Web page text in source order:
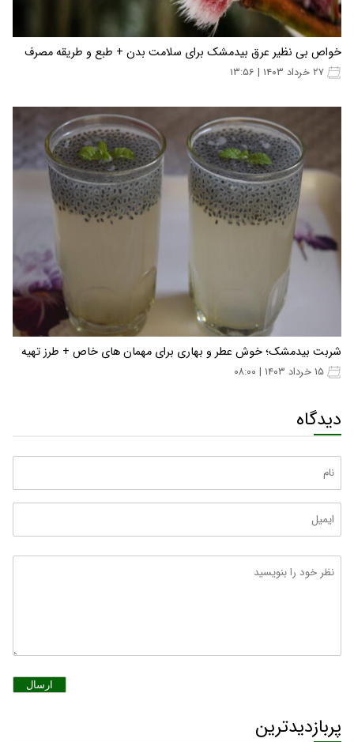
خواص بی نظیر عرق بیدمشک برای سلامت بدن + طبع و طریقه مصرف
شربت بیدمشک؛ خوش عطر و بهاری برای مهمان های خاص + طرز تهیه
دیدگاه
ارسال
پربازدیدترین